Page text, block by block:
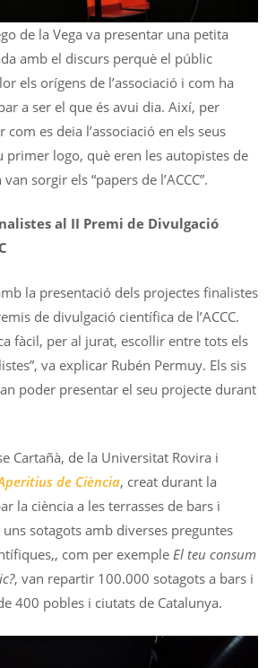
de la Vega va presentar una petita
amb el discurs perquè el públic
els orígens de l’associació i com ha
a ser el que és avui dia. Així, per
es deia l’associació en els seus
primer logo, què eren les autopistes de
sorgir els “papers de l’ACCC”.
al II Premi de Divulgació
la presentació dels projectes finalistes
de divulgació científica de l’ACCC.
fàcil, per al jurat, escollir entre tots els
va explicar Rubén Permuy. Els sis
poder presentar el seu projecte durant
Cartañà, de la Universitat Rovira i
de Ciència, creat durant la
la ciència a les terrasses de bars i
sotagots amb diverses preguntes
com per exemple El teu consum
, van repartir 100.000 sotagots a bars i
400 pobles i ciutats de Catalunya.